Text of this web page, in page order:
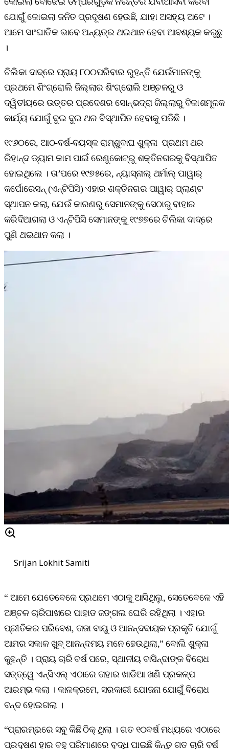
ଯୋଗୁଁ କୋଇଲା ଜନିତ ପ୍ରଦୂଷଣ ହେଉଛି, ଯାହା ଅସହ୍ୟ ଅଟେ ।
ଆମେ ସାଂଘାତିକ ଭାବେ ଅନ୍ୟତ୍ର ଥଇଥାନ ହେବା ଆବଶ୍ୟକ କରୁଛୁ
।
ଚିଲିକା ଦାଦ୍‌ରେ ପ୍ରାୟ ୮୦୦ପରିବାର ରୁହନ୍ତି ଯେଉଁମାନଙ୍କୁ
ପ୍ରଥମେ ଶିଂଗ୍ରୋଲି ଜିଲ୍ଲାର ଶିଂଗ୍ରୋଲି ଅଞ୍ଚଳରୁ ଓ
ଦ୍ୱିତୀୟରେ ଉତ୍ତର ପ୍ରଦେଶର ସୋନ୍‌ଭଦ୍ରା ଜିଲ୍ଲାରୁ ବିକାଶମୂଳକ
କାର୍ଯ୍ୟ ଯୋଗୁଁ ଦୁଇ ଦୁଇ ଥର ବିସ୍ଥାପିତ ହେବାକୁ ପଡିଛି ।
୧୯୬୦ରେ, ଆଠ-ବର୍ଷ-ବୟସ୍କ ରାମ୍‌ଶୁବାଘ ଶୁକ୍ଳା ପ୍ରଥମ ଥର
ରିହାନ୍ଦ ଡ୍ୟାମ କାମ ପାଇଁ ରେଣୁକୋଟ୍‌ରୁ ଶକ୍ତିନଗରକୁ ବିସ୍ଥାପିତ
ହୋଇଥିଲେ । ତା’ପରେ ୧୯୭୫ରେ, ନ୍ୟାସ୍‌ନାଲ୍‌ ଥର୍ମାଲ୍‌ ପାୱାର୍‌
କର୍ପୋରେସନ୍‌ (ଏନ୍‌ଟିପିସି) ଏହାର ଶକ୍ତିନଗର ପାୱାର୍‌ ପ୍ଲାଣ୍ଟ
ସ୍ଥାପନ କଲା, ଯେଉଁ କାରଣରୁ ସେମାନଙ୍କୁ ସେଠାରୁ ବାହାର
କରିଦିଆଗଲା ଓ ଏନ୍‌ଟିପିସି ସେମାନଙ୍କୁ ୧୯୭୭ରେ ଚିଲିକା ଦାଦ୍‌ରେ
ପୁଣି ଥଇଥାନ କଲା ।
Srijan Lokhit Samiti
“ ଆମେ ଯେତେବେଳେ ପ୍ରଥମେ ଏଠାକୁ ଆସିଥିଲୁ, ସେତେବେଳେ ଏହି
ଅଞ୍ଚଳ ଚାରିପାଖରେ ପାହାଡ ଜଙ୍ଗଲ ଘେରି ରହିଥିଲା । ଏହାର
ପ୍ରୀତିକର ପରିବେଶ, ତାଜା ବାୟୁ ଓ ଆନନ୍ଦଦାୟକ ପ୍ରକୃତି ଯୋଗୁଁ
ଆମର ସକାଳ ଖୁବ୍‌ ଆନନ୍ଦମୟ ମନେ ହେଉଥିଲା,” ବୋଲି ଶୁକ୍ଳା
କୁହନ୍ତି । ପ୍ରାୟ ଚାରି ବର୍ଷ ପରେ, ସ୍ଥାନୀୟ ବାସିନ୍ଦାଙ୍କ ବିରୋଧ
ସତ୍ତ୍ୱେ ଏନ୍‌ସିଏଲ୍‌ ଏଠାରେ ତାହାର ଖାଡିଆ ଖଣି ପ୍ରକଳ୍ପ
ଆରମ୍ଭ କଲା । କାଳକ୍ରମେ, ସରକାରୀ ଯୋଜନା ଯୋଗୁଁ ବିରୋଧ
ବନ୍ଦ ହୋଇଗଲା ।
“ପ୍ରାରମ୍ଭରେ ସବୁ କିଛି ଠିକ୍‌ ଥିଲା । ଗତ ୧୦ବର୍ଷ ମଧ୍ୟରେ ଏଠାରେ
ପ୍ରଦୂଷଣ ହାର ବହୁ ପରିମାଣରେ ବୃଦ୍ଧି ପାଇଛି କିନ୍ତୁ ଗତ ଚାରି ବର୍ଷ